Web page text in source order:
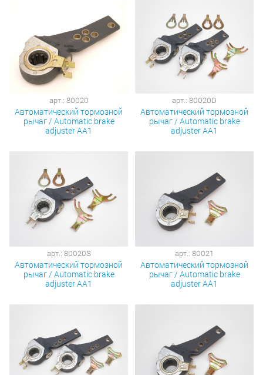
арт.: 80020
Автоматический тормозной
рычаг / Automatic brake
adjuster AA1
арт.: 80020D
Автоматический тормозной
рычаг / Automatic brake
adjuster AA1
арт.: 80020S
Автоматический тормозной
рычаг / Automatic brake
adjuster AA1
арт.: 80021
Автоматический тормозной
рычаг / Automatic brake
adjuster AA1